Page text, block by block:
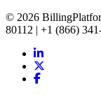
© 2026
80112 | +1 (866)